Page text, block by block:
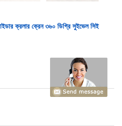
ক্রলার ক্রেন ৩৬০ ডিগ্রি সুইভেল সিই